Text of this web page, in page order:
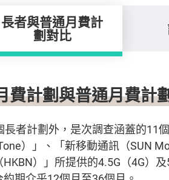
長者與普通月費計
劃對比
劃對比
費計劃與普通月費計
長者計劃外，是次調查涵蓋的11
）」、「新移動通訊（SUN
）」所提供的4.5G（4G）